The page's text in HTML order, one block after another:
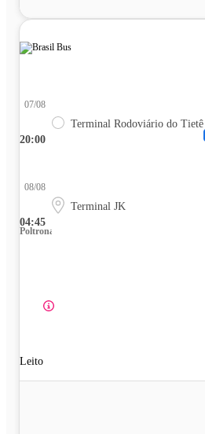
20:00
07/08
Terminal Rodoviário do Tietê
04:45
08/08
Terminal JK
Poltrona
Leito